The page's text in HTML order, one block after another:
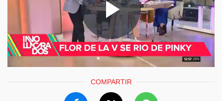
COMPARTIR